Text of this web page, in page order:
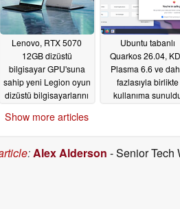
Lenovo, RTX 5070
12GB dizüstü
bilgisayar GPU'suna
sahip yeni Legion oyun
dizüstü bilgisayarlarını
05/23/2026
Ubuntu tabanlı
Quarkos 26.04,
Plasma 6.6 ve
fazlasıyla birlikte
kullanıma
Show more articles
:Alex Alderson - Senior Tech